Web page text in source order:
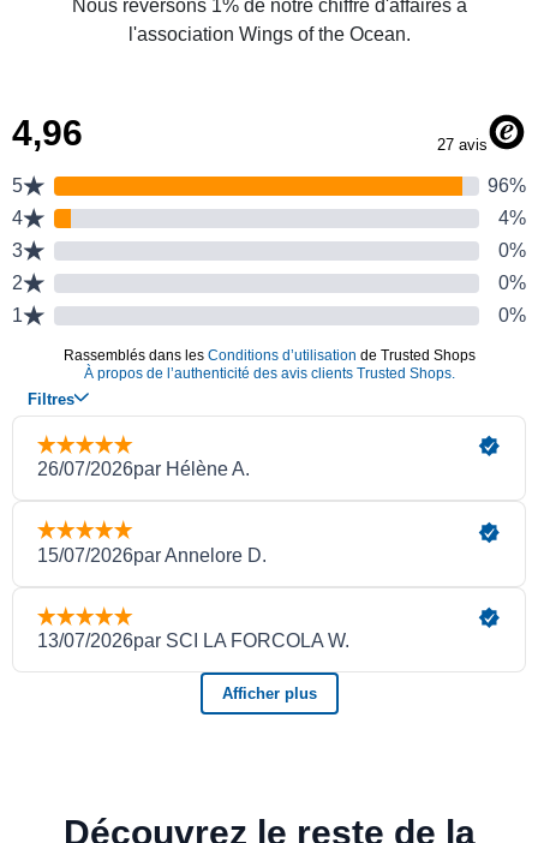
Nous reversons 1% de notre chiffre d'affaires à
l'association Wings of the Ocean.
Découvrez le reste de la